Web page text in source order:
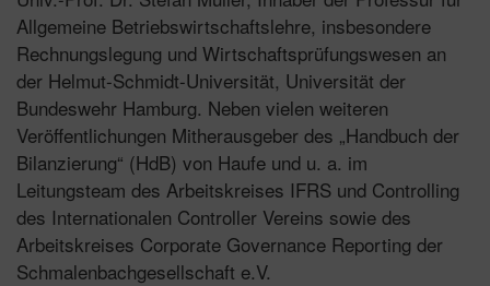
Allgemeine Betriebswirtschaftslehre, insbesondere
Rechnungslegung und Wirtschaftsprüfungswesen an
der Helmut-Schmidt-Universität, Universität der
Bundeswehr Hamburg. Neben vielen weiteren
Veröffentlichungen Mitherausgeber des „Handbuch der
Bilanzierung“ (HdB) von Haufe und u. a. im
Leitungsteam des Arbeitskreises IFRS und Controlling
des Internationalen Controller Vereins sowie des
Arbeitskreises Corporate Governance Reporting der
Schmalenbachgesellschaft e.V.